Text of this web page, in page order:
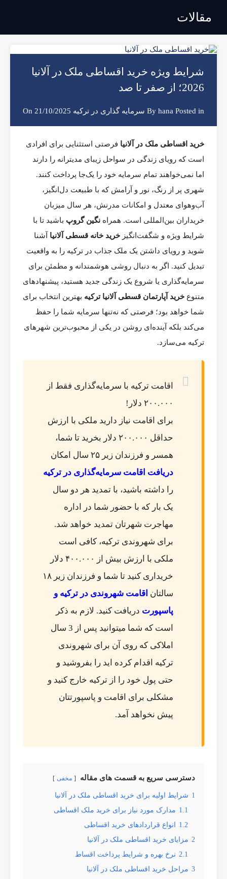
مقالات
شرایط ویژه خرید اقساطی ملک در آلانیا
2026؛ از صفر تا صد
By hana Posted in سرمایه گذاری در ترکیه 21/10/2025
خرید اقساطی ملک در آلانیا فرصتی استثنایی برای افرادی
است که رویای زندگی در سواحل زیبای مدیترانه را دارند
اما نمی‌خواهند تمام سرمایه خود را یک‌جا پرداخت کنند.
شهری پر از رنگ، نور و آرامش که با طبیعت دل‌انگیز،
آب‌وهوای معتدل و امکانات مدرنش، هر سال میزبان
خریداران بین‌المللی است. همراه نگین گروپ باشید تا با
شرایط ویژه و شگفت‌انگیز خرید خانه قسطی آلانیا آشنا
شوید و رویای داشتن یک ملک جذاب در ترکیه را به واقعیت
تبدیل کنید. اگر به دنبال روشی هوشمندانه و مطمئن برای
سرمایه‌گذاری یا شروع یک زندگی جدید هستید، پیشنهادهای
متنوع خرید آپارتمان قسطی آلانیا ترکیه بهترین انتخاب برای
شما خواهد بود؛ فرصتی که نه‌تنها سرمایه شما را حفظ
می‌کند بلکه آینده‌ای روشن در یکی از محبوب‌ترین شهرهای
ترکیه می‌سازد.
اقامت ترکیه با سرمایه‌گذاری فقط از
۲۰۰.۰۰۰ دلار!
برای اقامت نیاز دارید ملکی با ارزش
حداقل ۲۰۰.۰۰۰ دلار بخرید تا شما،
همسر و فرزندان زیر ۲۵ سال امکان
دریافت اقامت سرمایه‌گذاری در ترکیه
را داشته باشید، با تمدید هر دو سال
یک بار که با حضور شما در اداره
مهاجرت شهرتان تمدید خواهد شد.
برای شهروندی ترکیه، کافی است
ملکی با ارزش بیش از ۴۰۰.۰۰۰ دلار
خریداری کنید تا شما و فرزندان زیر ۱۸
سالتان اقامت شهروندی در ترکیه و
پاسپورت دریافت کنید. لازم به ذکر
است که شما میتوانید پس از 3 سال
املاکی که روی آن برای شهروندی
ترکیه اقدام کرده اید را بفروشید و
حتی پول خود را از ترکیه خارج کنید و
مشکلی برای اقامت و پاسپورتتان
پیش نخواهد آمد.
دسترسی سریع به قسمت های مقاله مخفی
1 شرایط اولیه برای خرید اقساطی ملک در آلانیا
1.1 مدارک مورد نیاز برای خرید ملک اقساطی
1.2
انواع قراردادهای خرید اقساطی
2 مزایای خرید اقساطی ملک در آلانیا
2.1 نرخ بهره و شرایط پرداخت اقساط
3 مراحل خرید اقساطی ملک در آلانیا